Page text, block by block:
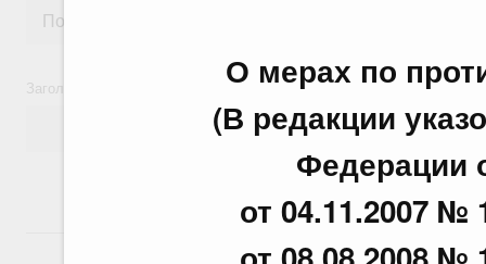
О мерах по
(В редакции
Федерации
от 04.11.2007 №
Заголовок или текст документа